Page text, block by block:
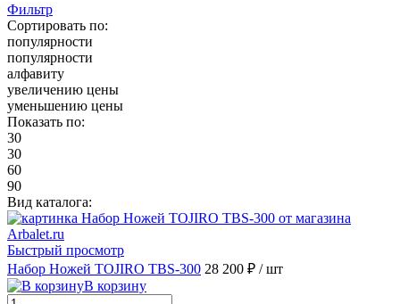
Фильтр
Сортировать по:
популярности
популярности
алфавиту
увеличению цены
уменьшению цены
Показать по:
30
30
60
90
Вид каталога:
Быстрый просмотр
Набор Ножей TOJIRO TBS-300 28 200 ₽ / шт
В корзину